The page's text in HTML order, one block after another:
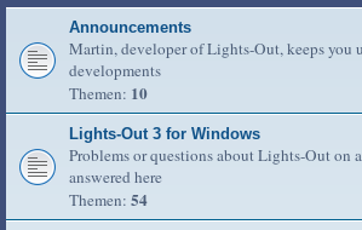
Announcements
Martin, developer of Lights-Out, keeps you
developments
Themen: 10
Lights-Out 3 for Windows
Problems or questions about Lights-Out on
answered here
Themen: 54